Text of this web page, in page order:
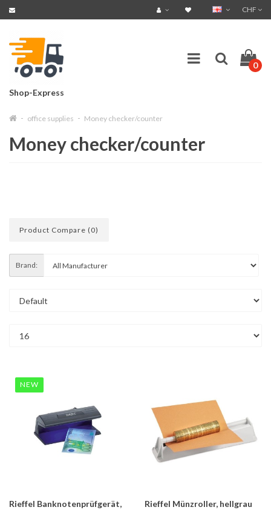
CHF
Shop-Express
0
office supplies Money checker/counter
Money checker/counter
Product Compare (0)
Brand:
NEW
Rieffel Banknotenprüfgerät,
Rieffel Münzroller, hellgrau